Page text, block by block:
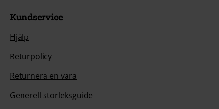
Kundservice
Hjälp
Returpolicy
Returnera en vara
Generell storleksguide